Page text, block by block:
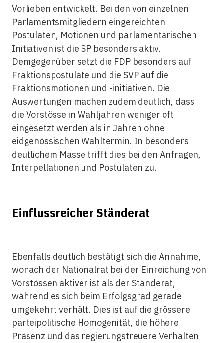
Vorlieben entwickelt. Bei den von einzelnen
Parlamentsmitgliedern eingereichten
Postulaten, Motionen und parlamentarischen
Initiativen ist die SP besonders aktiv.
Demgegenüber setzt die FDP besonders auf
Fraktionspostulate und die SVP auf die
Fraktionsmotionen und -initiativen. Die
Auswertungen machen zudem deutlich, dass
die Vorstösse in Wahljahren weniger oft
eingesetzt werden als in Jahren ohne
eidgenössischen Wahltermin. In besonders
deutlichem Masse trifft dies bei den Anfragen,
Interpellationen und Postulaten zu.
Einflussreicher Ständerat
Ebenfalls deutlich bestätigt sich die Annahme,
wonach der Nationalrat bei der Einreichung von
Vorstössen aktiver ist als der Ständerat,
während es sich beim Erfolgsgrad gerade
umgekehrt verhält. Dies ist auf die grössere
parteipolitische Homogenität, die höhere
Präsenz und das regierungstreuere Verhalten